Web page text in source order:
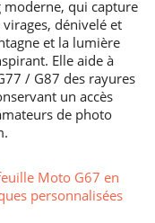
moderne, qui capture
dénivelé et
et la lumière
Elle aide à
/ G87 des rayures
un accès
de photo
Moto G67 en
personnalisées